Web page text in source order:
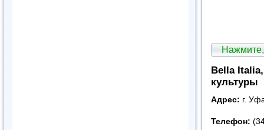
Bella
культуры
Адрес: г.
Телефон: